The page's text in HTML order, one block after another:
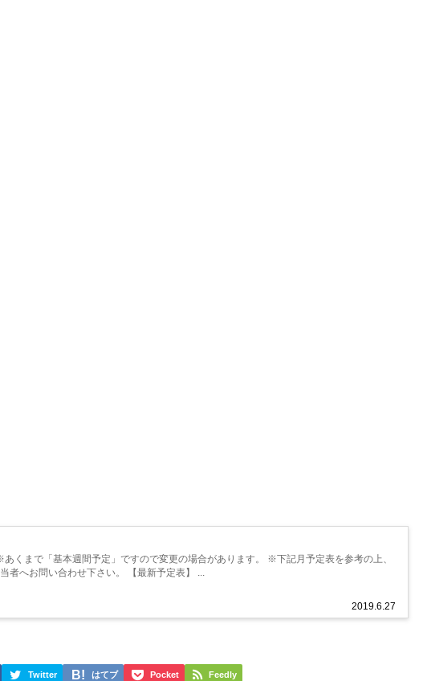
2019.6.27
くまで「基本週間予定」ですので変更の場合があります。 ※下記月予定表を参考の上、
者へお問い合わせ下さい。 【最新予定表】 ...
Twitter はてブ Pocket Feedly